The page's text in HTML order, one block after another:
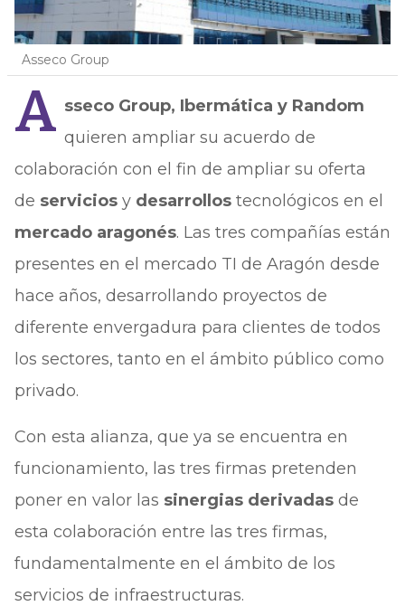
Asseco Group
A sseco Group, Ibermática y Random
quieren ampliar su acuerdo de
colaboración con el fin de ampliar su oferta
de serviciosy desarrollos tecnológicos en el
mercado aragonés. Las tres compañías están
presentes en el mercado TI de Aragón desde
hace años, desarrollando proyectos de
diferente envergadura para clientes de todos
los sectores, tanto en el ámbito público como
privado.
Con esta alianza, que ya se encuentra en
funcionamiento, las tres firmas pretenden
poner en valor las sinergias derivadasde
esta colaboración entre las tres firmas,
fundamentalmente en el ámbito de los
servicios de infraestructuras.